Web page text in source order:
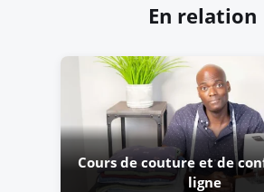
En relation
Cours de couture et de
ligne